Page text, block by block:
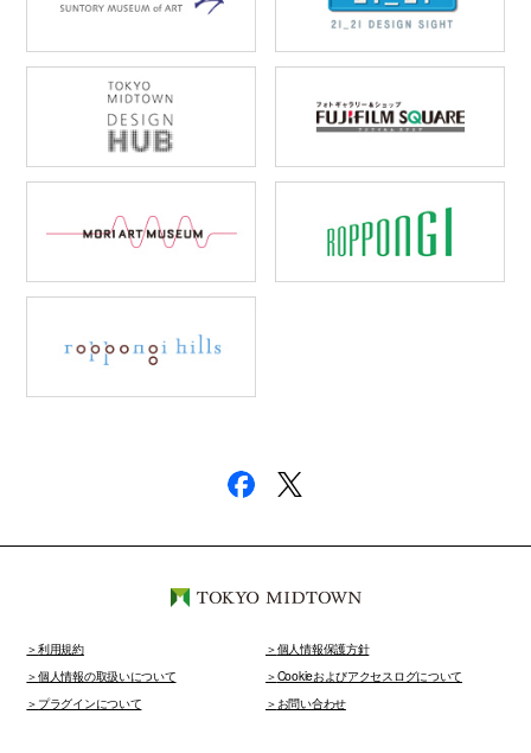
利用規約
個人情報保護方針
個人情報の取扱いについて
Cookieおよびアクセスログについて
プラグインについて
お問い合わせ